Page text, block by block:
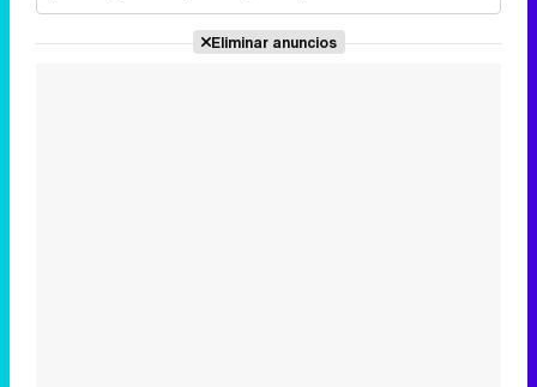
Eliminar anuncios